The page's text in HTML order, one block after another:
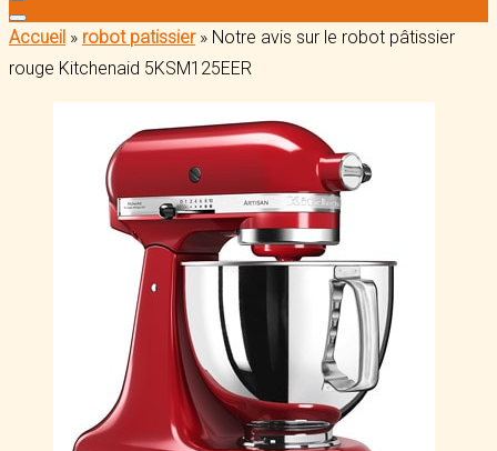
Accueil » robot patissier» Notre avis sur le robot pâtissier
rouge Kitchenaid 5KSM125EER